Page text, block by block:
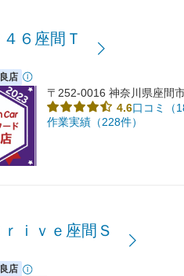
６座間Ｔ
店
〒252-0016 神奈川県座間
4.6口コミ（
作業実績（228件）
ｉｖｅ座間Ｓ
店